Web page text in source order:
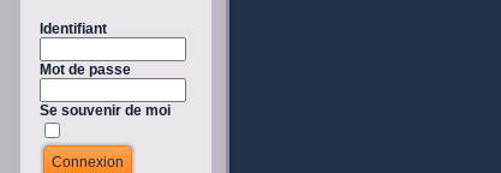
Identifiant
Mot de passe
Se souvenir de moi